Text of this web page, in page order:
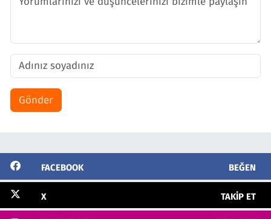
Gönder
FACEBOOK BEĞEN
X TAKIP ET